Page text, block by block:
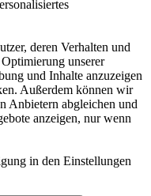
deren Verhalten und
unserer
und Inhalte anzuzeigen
Außerdem können wir
Anbietern abgleichen und
anzeigen, nur wenn
in den Einstellungen